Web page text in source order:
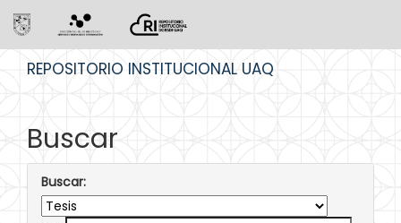
REPOSITORIO INSTITUCIONAL UAQ
Buscar
Buscar: